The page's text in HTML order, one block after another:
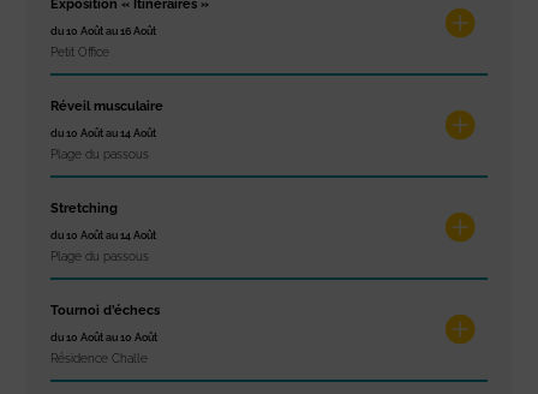
Exposition « Itinéraires »
du 10 Août au 16 Août
Petit Office
Réveil musculaire
du 10 Août au 14 Août
Plage du passous
Stretching
du 10 Août au 14 Août
Plage du passous
Tournoi d’échecs
du 10 Août au 10 Août
Résidence Challe